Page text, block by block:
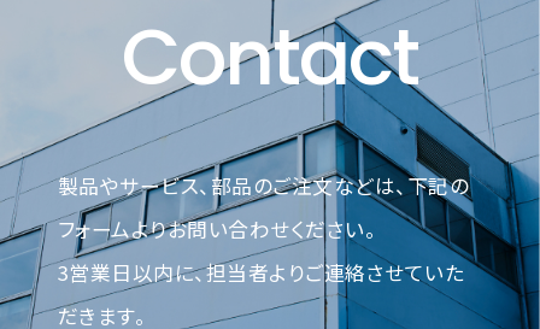
Contact
製品やサービス、部品のご注文などは、下記の
フォームよりお問い合わせください。
3営業日以内に、担当者よりご連絡させていた
だきます。